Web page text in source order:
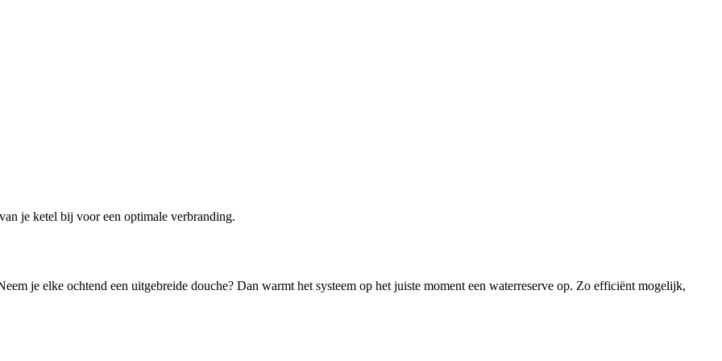
je ketel bij voor een optimale verbranding.
je elke ochtend een uitgebreide douche? Dan warmt het systeem op het juiste moment een waterreserve op. Zo efficiënt mogelijk,